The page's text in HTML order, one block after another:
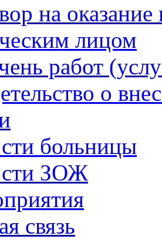
на
лицом
работ
о
больницы
ЗОЖ
связь